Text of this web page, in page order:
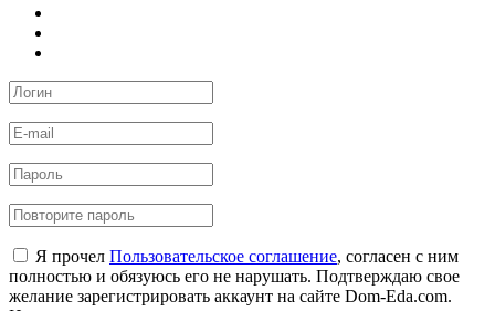
Я прочел Пользовательское соглашение, согласен с ним
полностью и обязуюсь его не нарушать. Подтверждаю свое
желание зарегистрировать аккаунт на сайте Dom-Eda.com.